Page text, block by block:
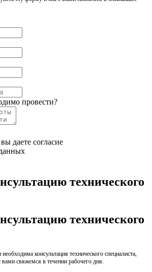
провести?
даете согласие
технического
технического
консультация технического специалиста,
свяжемся в течении рабочего дня.